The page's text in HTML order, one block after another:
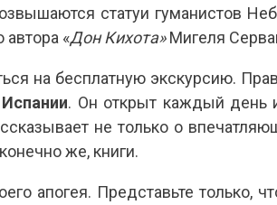
статуи гуманистов
«Дон Кихота»Мигеля
на бесплатную экскурсию.
. Он открыт каждый день
не только о
же, книги.
апогея. Представьте только,